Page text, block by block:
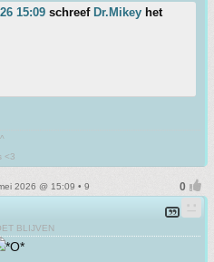
15:09 schreef Dr.Mikey het
<3
2026 @ 15:09 • 9
BLIJVEN